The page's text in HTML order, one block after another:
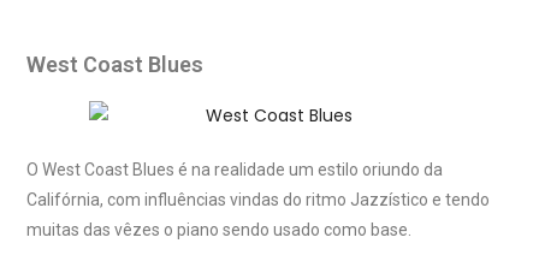
West Coast Blues
O West Coast Blues é na realidade um estilo oriundo da
Califórnia, com influências vindas do ritmo Jazzístico e tendo
muitas das vêzes o piano sendo usado como base.